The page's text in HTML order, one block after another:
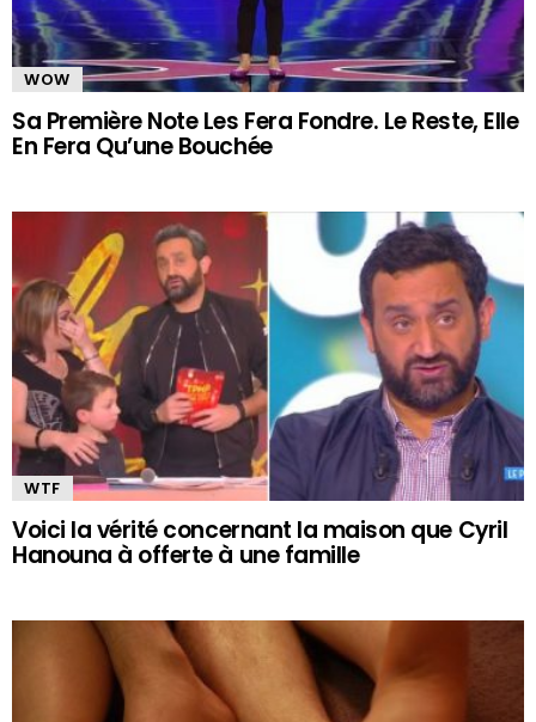
WOW
Sa Première Note Les Fera Fondre. Le Reste, Elle
En Fera Qu’une Bouchée
WTF
Voici la vérité concernant la maison que Cyril
Hanouna à offerte à une famille